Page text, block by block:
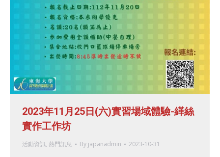
2023年11月25日(六)實習場域體驗-緙絲
實作工作坊
活動資訊, 熱門訊息 By japanadmin 2023-10-31